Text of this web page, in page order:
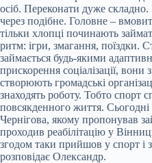
осіб. Переконати дуже
через подібне. Головне –
тільки хлопці починають
ритм: ігри, змагання, поїздки.
займається будь-якими
прискорення соціалізації, вони
створюють громадські
знаходять роботу. Тобто спорт
повсякденного життя. Сьогодні
Чернігова, якому пропонував
проходив реабілітацію у
згодом таки прийшов у спорт і
розповідає Олександр.